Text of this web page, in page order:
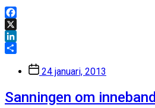
Facebook
X
LinkedIn
Inläggsdatum
24 januari, 2013
Sanningen om